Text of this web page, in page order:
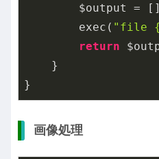
$output =
        exec(
"file
return
    }
}
画像処理